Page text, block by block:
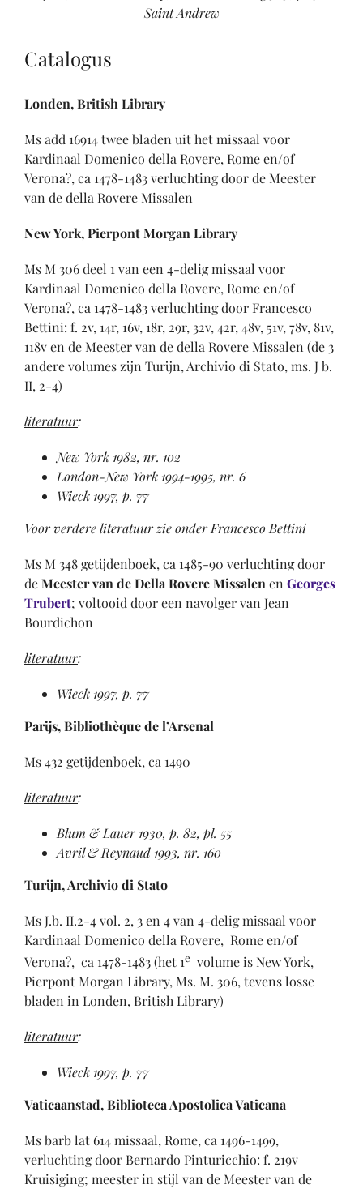
Saint Andrew
Catalogus
Londen, British Library
Ms add 16914 twee bladen uit het missaal voor
Kardinaal Domenico della Rovere, Rome en/of
Verona?, ca 1478-1483 verluchting door de Meester
van de della Rovere Missalen
New York, Pierpont Morgan Library
Ms M 306 deel 1 van een 4-delig missaal voor
Kardinaal Domenico della Rovere, Rome en/of
Verona?, ca 1478-1483 verluchting door Francesco
Bettini: f. 2v, 14r, 16v, 18r, 29r, 32v, 42r, 48v, 51v, 78v, 81v,
118v en de Meester van de della Rovere Missalen (de 3
andere volumes zijn Turijn, Archivio di Stato, ms. J b.
II, 2-4)
literatuur:
New York 1982, nr. 102
London-New York 1994-1995, nr. 6
Wieck 1997, p. 77
Voor verdere literatuur zie onder Francesco Bettini
Ms M 348 getijdenboek, ca 1485-90 verluchting door
deMeester van de Della Rovere Missalen en Georges
Trubert; voltooid door een navolger van Jean
Bourdichon
literatuur:
Wieck 1997, p. 77
Parijs, Bibliothèque de l’Arsenal
Ms 432 getijdenboek, ca 1490
literatuur:
Blum & Lauer 1930, p. 82, pl. 55
Avril & Reynaud 1993, nr. 160
Turijn, Archivio di Stato
Ms J.b. II.2-4 vol. 2, 3 en 4 van 4-delig missaal voor
Kardinaal Domenico della Rovere, Rome en/of
Verona?, ca 1478-1483 (het 1e volume is New York,
Pierpont Morgan Library, Ms. M. 306, tevens losse
bladen in Londen, British Library)
literatuur:
Wieck 1997, p. 77
Vaticaanstad, Biblioteca Apostolica Vaticana
Ms barb lat 614 missaal, Rome, ca 1496-1499,
verluchting door Bernardo Pinturicchio: f. 219v
Kruisiging; meester in stijl van de Meester van de